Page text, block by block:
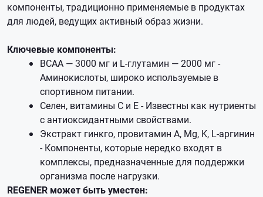
компоненты, традиционно применяемые в продуктах
для людей, ведущих активный образ жизни.
Ключевые компоненты:
BCAA — 3000 мг и L-глутамин — 2000 мг -
Аминокислоты, широко используемые в
спортивном питании.
Селен, витамины С и Е - Известны как нутриенты
с антиоксидантными свойствами.
Экстракт гинкго, провитамин А, Mg, K, L-аргинин
- Компоненты, которые нередко входят в
комплексы, предназначенные для поддержки
организма после нагрузки.
REGENER может быть уместен: